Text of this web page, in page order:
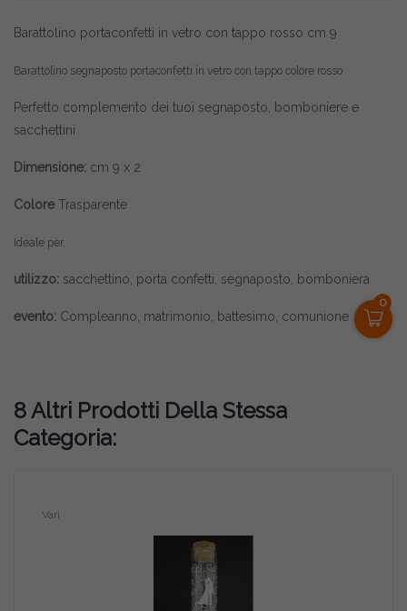
0
Barattolino portaconfetti in vetro con tappo rosso cm 9
Barattolino segnaposto portaconfetti in vetro con tappo colore rosso
Perfetto complemento dei tuoi segnaposto, bomboniere e
sacchettini
Dimensione: cm 9 x 2
ColoreTrasparente
Ideale per,
utilizzo: sacchettino, porta confetti, segnaposto, bomboniera
evento: Compleanno, matrimonio, battesimo, comunione
8 Altri Prodotti Della Stessa
Categoria:
Vari